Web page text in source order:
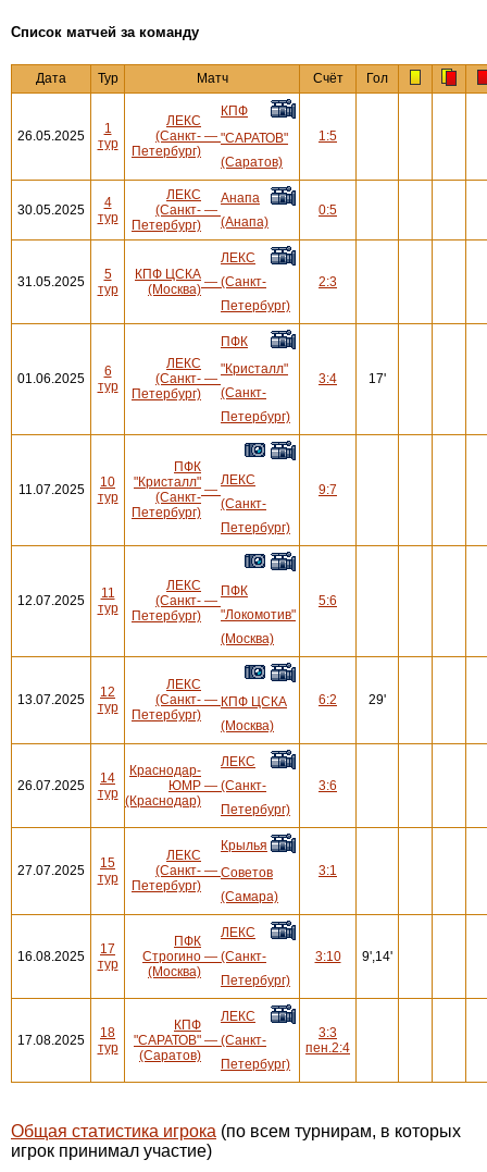
Cписок матчей за команду
Дата Тур Матч Счёт Гол
26.05.2025
1
тур
ЛЕКС
(Санкт-
Петербург)
—
КПФ
"САРАТОВ"
(Саратов)
1:5
30.05.2025
4
тур
ЛЕКС
(Санкт-
Петербург)
—
Анапа
(Анапа)
0:5
31.05.2025
5
тур
КПФ ЦСКА
(Москва) —
ЛЕКС
(Санкт-
Петербург)
2:3
01.06.2025
6
тур
ЛЕКС
(Санкт-
Петербург)
—
ПФК
"Кристалл"
(Санкт-
Петербург)
3:4 17'
11.07.2025
10
тур
ПФК
"Кристалл"
(Санкт-
Петербург)
—
ЛЕКС
(Санкт-
Петербург)
9:7
12.07.2025
11
тур
ЛЕКС
(Санкт-
Петербург)
—
ПФК
"Локомотив"
(Москва)
5:6
13.07.2025
12
тур
ЛЕКС
(Санкт-
Петербург)
— КПФ ЦСКА
(Москва)
6:2 29'
26.07.2025
14
тур
Краснодар-
ЮМР
(Краснодар)
—
ЛЕКС
(Санкт-
Петербург)
3:6
27.07.2025
15
тур
ЛЕКС
(Санкт-
Петербург)
—
Крылья
Советов
(Самара)
3:1
16.08.2025
17
тур
ПФК
Строгино
(Москва)
—
ЛЕКС
(Санкт-
Петербург)
3:10 9',14'
17.08.2025
18
тур
КПФ
"САРАТОВ"
(Саратов)
—
ЛЕКС
(Санкт-
Петербург)
3:3
пен.2:4
Общая статистика игрока (по всем турнирам, в которых
игрок принимал участие)